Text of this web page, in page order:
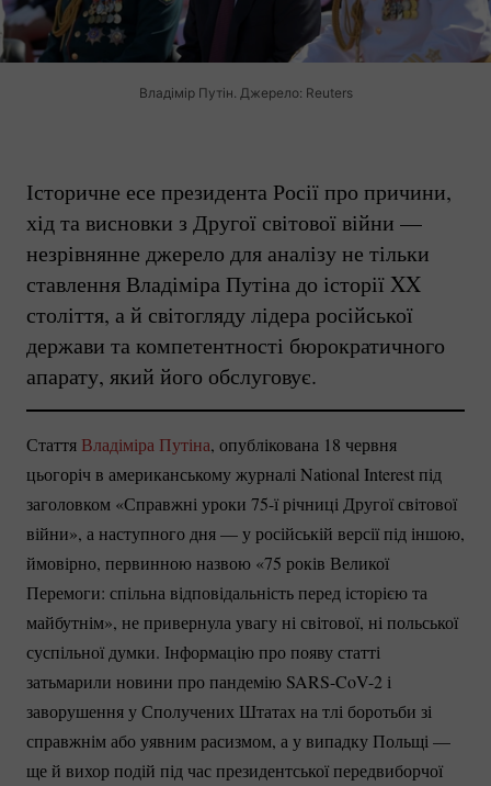
Владімір Путін. Джерело: Reuters
Історичне есе президента Росії про причини,
хід та висновки з Другої світової війни —
незрівнянне джерело для аналізу не тільки
ставлення Владіміра Путіна до історії XX
століття, а й світогляду лідера російської
держави та компетентності бюрократичного
апарату, який його обслуговує.
Стаття Владіміра Путіна, опублікована 18 червня
цьогоріч в американському журналі National Interest під
заголовком «Справжні уроки 75-ї річниці Другої світової
війни», а наступного дня — у російській версії під іншою,
ймовірно, первинною назвою «75 років Великої
Перемоги: спільна відповідальність перед історією та
майбутнім», не привернула увагу ні світової, ні польської
суспільної думки. Інформацію про появу статті
затьмарили новини про пандемію SARS-CoV-2 і
заворушення у Сполучених Штатах на тлі боротьби зі
справжнім або уявним расизмом, а у випадку Польщі —
ще й вихор подій під час президентської передвиборчої